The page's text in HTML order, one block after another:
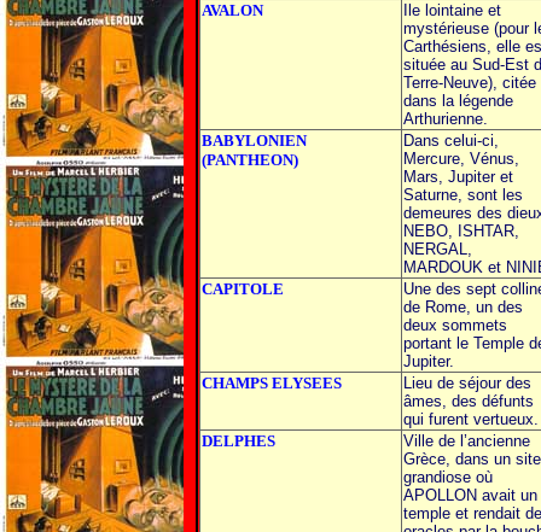
AVALON
Ile lointaine et
mystérieuse (pour
Carthésiens, elle
située au Sud-Est
Terre-Neuve), citée
dans la légende
Arthurienne.
BABYLONIEN
(PANTHEON)
Dans celui-ci,
Mercure, Vénus,
Mars, Jupiter et
Saturne, sont les
demeures des
NEBO, ISHTAR,
NERGAL,
MARDOUK et
CAPITOLE
Une des sept
de Rome, un des
deux sommets
portant le Temple
Jupiter.
CHAMPS ELYSEES
Lieu de séjour des
âmes, des défunts
qui furent vertueux.
DELPHES
Ville de l’ancienne
Grèce, dans un site
grandiose où
APOLLON avait un
temple et rendait